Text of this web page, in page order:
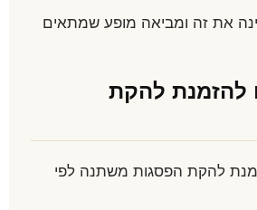
את זה ומביאה מופע שמתאים
להזמנת להקת
להקת הפסגות משתנה לפי